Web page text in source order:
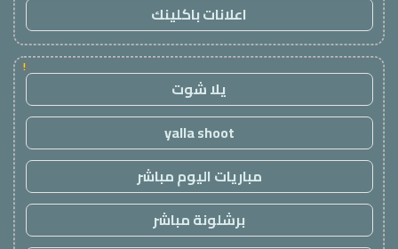
اعلانات باكلينك
!
يلا شوت
yalla shoot
مباريات اليوم مباشر
برشلونة مباشر